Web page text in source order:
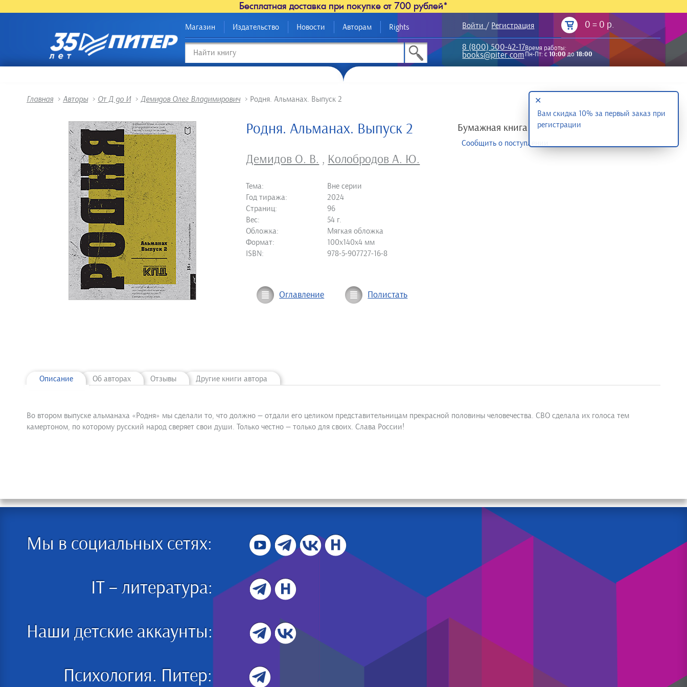
Бесплатная доставка при покупке от 700 рублей*
Магазин Издательство Новости Авторам Rights Войти / Регистрация 0 = 0 р.
8 (800) 500-42-17
books@piter.com
Время работы:
Пн-Пт: с10:00до18:00
Главная > Авторы > От Д до И > Демидов Олег Владимирович > Родня. Альманах. Выпуск 2
Родня. Альманах. Выпуск 2
Демидов О. В. , Колобродов А. Ю.
Тема:
Вне серии
Год тиража:
2024
Страниц:
96
Вес:
54 г.
Обложка:
Мягкая обложка
Формат:
100х140х4 мм
ISBN:
978-5-907727-16-8
Бумажная книга
Сообщить о поступлении
Оглавление Полистать
Описание Об авторах Отзывы Другие книги автора
Во втором выпуске альманаха «Родня» мы сделали то, что должно — отдали его целиком представительницам прекрасной половины человечества. СВО сделала их голоса тем
камертоном, по которому русский народ сверяет свои души. Только честно — только для своих. Слава России!
Мы в социальных сетях:
IT – литература:
Наши детские аккаунты:
Психология. Питер:
Вам скидка 10% за первый заказ при
регистрации
✕